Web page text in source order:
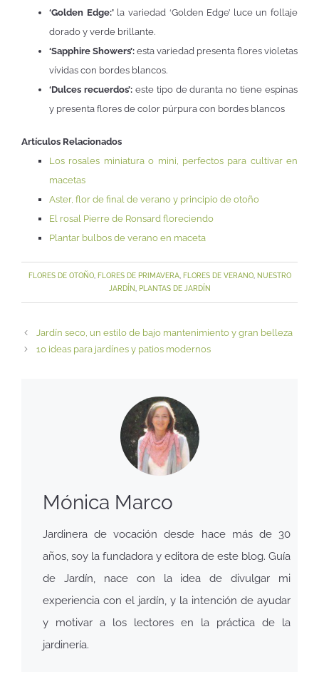
‘Golden Edge:’la variedad ‘Golden Edge’ luce un follaje
dorado y verde brillante.
‘Sapphire Showers’: esta variedad presenta flores violetas
vívidas con bordes blancos.
‘Dulces recuerdos’:este tipo de duranta no tiene espinas
y presenta flores de color púrpura con bordes blancos
Artículos Relacionados
Los rosales miniatura o mini, perfectos para cultivar en
macetas
Aster, flor de final de verano y principio de otoño
El rosal Pierre de Ronsard floreciendo
Plantar bulbos de verano en maceta
FLORES DE OTOÑO, FLORES DE PRIMAVERA, FLORES DE VERANO, NUESTRO
JARDÍN
PLANTAS DE JARDÍN
Jardín seco, un estilo de bajo mantenimiento y gran belleza
10 ideas para jardínes y patios modernos
Mónica Marco
Jardinera de vocación desde hace más de 30
años, soy la fundadora y editora de este blog. Guía
de Jardín, nace con la idea de divulgar mi
experiencia con el jardín, y la intención de ayudar
y motivar a los lectores en la práctica de la
jardinería.